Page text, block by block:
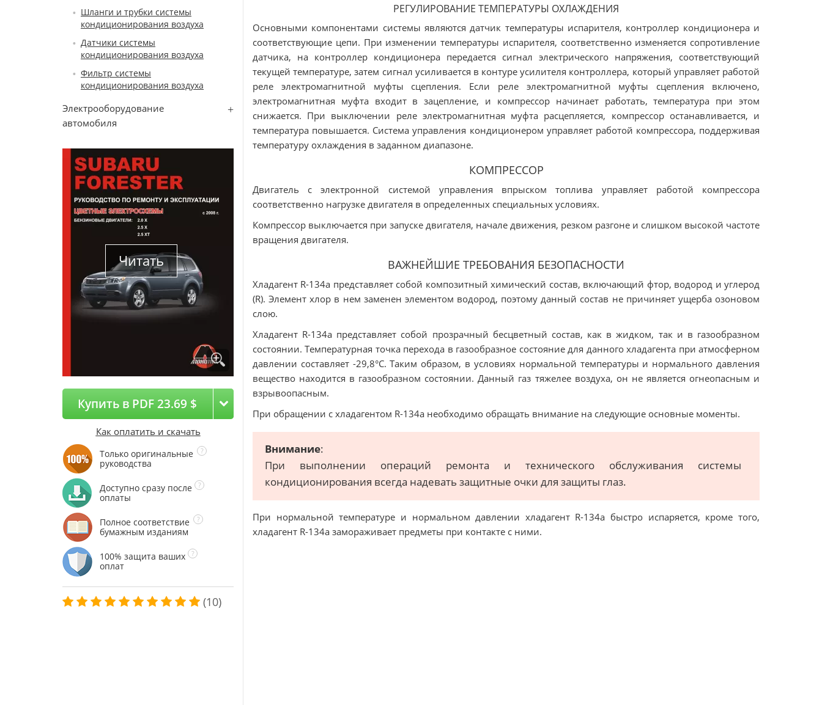
Шланги и трубки системы
кондиционирования воздуха
Датчики системы
кондиционирования воздуха
Фильтр системы
кондиционирования воздуха
Электрооборудование
автомобиля
Читать
Купить в PDF 23.69 $
Как оплатить и скачать
Только оригинальные
руководства
Доступно сразу после
оплаты
Полное соответствие
бумажным изданиям
100% защита ваших
оплат
(10)
РЕГУЛИРОВАНИЕ ТЕМПЕРАТУРЫ ОХЛАЖДЕНИЯ
Основными компонентами системы являются датчик температуры испарителя, контроллер кондиционера и
соответствующие цепи. При изменении температуры испарителя, соответственно изменяется сопротивление
датчика, на контроллер кондиционера передается сигнал электрического напряжения, соответствующий
текущей температуре, затем сигнал усиливается в контуре усилителя контроллера, который управляет работой
реле электромагнитной муфты сцепления. Если реле электромагнитной муфты сцепления включено,
электромагнитная муфта входит в зацепление, и компрессор начинает работать, температура при этом
снижается. При выключении реле электромагнитная муфта расцепляется, компрессор останавливается, и
температура повышается. Система управления кондиционером управляет работой компрессора, поддерживая
температуру охлаждения в заданном диапазоне.
КОМПРЕССОР
Двигатель с электронной системой управления впрыском топлива управляет работой компрессора
соответственно нагрузке двигателя в определенных специальных условиях.
Компрессор выключается при запуске двигателя, начале движения, резком разгоне и слишком высокой частоте
вращения двигателя.
ВАЖНЕЙШИЕ ТРЕБОВАНИЯ БЕЗОПАСНОСТИ
Хладагент R-134a представляет собой композитный химический состав, включающий фтор, водород и углерод
(R). Элемент хлор в нем заменен элементом водород, поэтому данный состав не причиняет ущерба озоновом
слою.
Хладагент R-134a представляет собой прозрачный бесцветный состав, как в жидком, так и в газообразном
состоянии. Температурная точка перехода в газообразное состояние для данного хладагента при атмосферном
давлении составляет -29,8°C. Таким образом, в условиях нормальной температуры и нормального давления
вещество находится в газообразном состоянии. Данный газ тяжелее воздуха, он не является огнеопасным и
взрывоопасным.
При обращении с хладагентом R-134a необходимо обращать внимание на следующие основные моменты.
Внимание:
При выполнении операций ремонта и технического обслуживания системы
кондиционирования всегда надевать защитные очки для защиты глаз.
При нормальной температуре и нормальном давлении хладагент R-134a быстро испаряется, кроме того,
хладагент R-134a замораживает предметы при контакте с ними.